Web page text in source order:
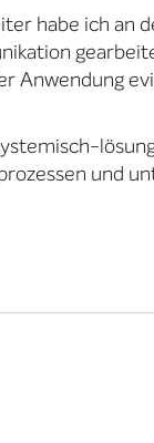
habe ich an
Anwendung
und